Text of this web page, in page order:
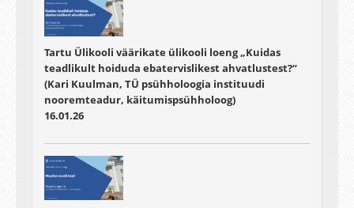
Tartu Ülikooli väärikate ülikooli loeng „Kuidas
teadlikult hoiduda ebatervislikest ahvatlustest?“
(Kari Kuulman, TÜ psühholoogia instituudi
nooremteadur, käitumispsühholoog)
16.01.26